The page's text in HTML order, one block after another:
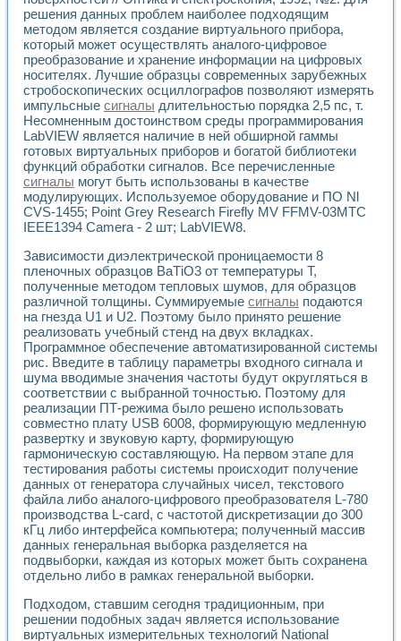
Учебный практикум "Спектральный и корреляционный
Учебный стенд для исследования принципа действия
Оборудование и программное обеспечение учебных
Виртуальный лабораторный практикум для изучения
Управление роботом ТУР-10 средствами LabVIEW
Аппаратно-программный комплекс для исследования
Автоматизированный дистанционный лабораторный
Исследование возможности реставрации одномерных
Использование технологий NATIONAL INSTRUMENTS в
Разработка модификаций алгоритма полигармонической
Учебный стенд для исследования принципа действия
Виртуальная система поддержки принимаемых решений в
Преемственность дисциплин «Моделирование систем» и
Лабораторные практикумы по информационно-
Виртуальный измеритель частотных характеристик на
Лабораторный практикум по основам теории Коммутации
Разработка виртуальной лабораторной работы
Виртуальные практикумы по электротехнике в среде
Из опыта внедрения в рамках национального проекта
Исследование эффективности решателей
Опыт разработки LabVIEW лабораторных практикумов
Проблемы повышения качества образования и
Развитие LabVIEW лабораторного практикума по
Разработка виртуальной лаборатории по электротехнике
Усовершенствованные алгоритмы частотного анализа
Об опыте работы учебного центра «Технологии
Технологии NI в магистерской программе «Прикладная
Система диагностики двигателей постоянного тока
Автоматизированный стенд формирования
Лабораторный практикум по курсу ИИС на базе
Партнеры
Академические и отраслевые институты
Учебные заведения
Контакты
решения данных проблем наиболее подходящим
методом является создание виртуального прибора,
который может осуществлять аналого-цифровое
преобразование и хранение информации на цифровых
носителях. Лучшие образцы современных зарубежных
стробоскопических осциллографов позволяют измерять
импульсные сигналы длительностью порядка 2,5 пс, т.
Несомненным достоинством среды программирования
LabVIEW является наличие в ней обширной гаммы
готовых виртуальных приборов и богатой библиотеки
функций обработки сигналов. Все перечисленные
сигналы могут быть использованы в качестве
модулирующих. Используемое оборудование и ПО Nl
CVS-1455; Point Grey Research Firefly MV FFMV-03MTC
IEEE1394 Camera - 2 шт; LabVIEW8.
Зависимости диэлектрической проницаемости 8
пленочных образцов ВаТiO3 от температуры Т,
полученные методом тепловых шумов, для образцов
различной толщины. Суммируемые сигналы подаются
на гнезда U1 и U2. Поэтому было принято решение
реализовать учебный стенд на двух вкладках.
Программное обеспечение автоматизированной системы
рис. Введите в таблицу параметры входного сигнала и
шума вводимые значения частоты будут округляться в
соответствии с выбранной точностью. Поэтому для
реализации ПТ-режима было решено использовать
совместно плату USB 6008, формирующую медленную
развертку и звуковую карту, формирующую
гармоническую составляющую. На первом этапе для
тестирования работы системы происходит получение
данных от генератора случайных чисел, текстового
файла либо аналого-цифрового преобразователя L-780
производства L-card, с частотой дискретизации до 300
кГц либо интерфейса компьютера; полученный массив
данных генеральная выборка разделяется на
подвыборки, каждая из которых может быть сохранена
отдельно либо в рамках генеральной выборки.
Подходом, ставшим сегодня традиционным, при
решении подобных задач является использование
виртуальных измерительных технологий National